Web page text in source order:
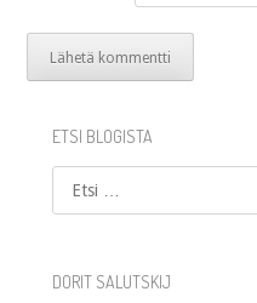
ETSI BLOGISTA
Etsi
DORIT SALUTSKIJ